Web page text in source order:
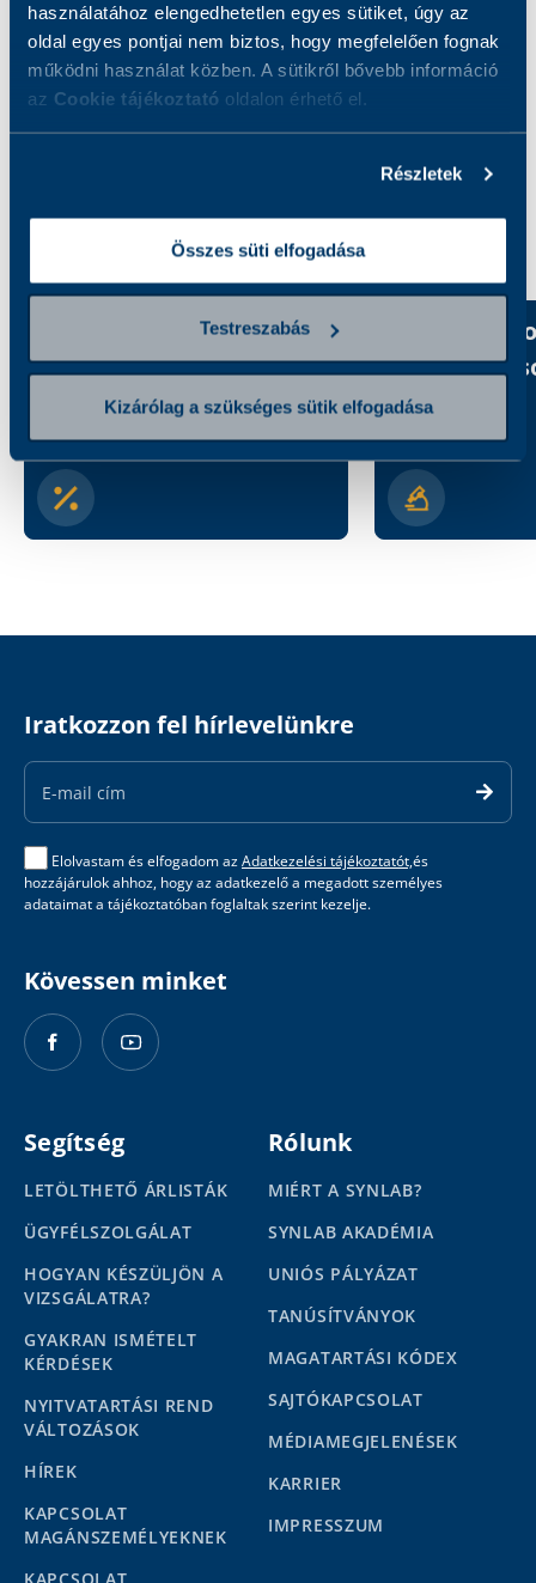
használatához elengedhetetlen egyes sütiket, úgy az
oldal egyes pontjai nem biztos, hogy megfelelően fognak
működni használat közben. A sütikről bővebb információ
az Cookie tájékoztató oldalon érhető el.
Részletek
Összes süti elfogadása
Testreszabás
Kizárólag a szükséges sütik elfogadása
A vizsgálat célja a melatonin mennyiségi
meghatározása.
Kategóriák felfedezése
Akciós csomagok
Új
Iratkozzon fel hírlevelünkre
Email
Address
Elolvastam és elfogadom azAdatkezelési tájékoztatót,és
hozzájárulok ahhoz, hogy az adatkezelő a megadott személyes
adataimat a tájékoztatóban foglaltak szerint kezelje.
Kövessen minket
Segítség
LETÖLTHETŐ ÁRLISTÁK
ÜGYFÉLSZOLGÁLAT
HOGYAN KÉSZÜLJÖN A
VIZSGÁLATRA?
GYAKRAN ISMÉTELT
KÉRDÉSEK
NYITVATARTÁSI REND
VÁLTOZÁSOK
HÍREK
KAPCSOLAT
MAGÁNSZEMÉLYEKNEK
Rólunk
MIÉRT A SYNLAB?
SYNLAB AKADÉMIA
UNIÓS PÁLYÁZAT
TANÚSÍTVÁNYOK
MAGATARTÁSI KÓDEX
SAJTÓKAPCSOLAT
MÉDIAMEGJELENÉSEK
KARRIER
IMPRESSZUM